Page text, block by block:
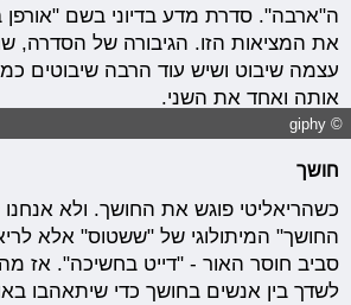
ה"ארבה". סדרת מדע בדיוני בשם "אורפן
את המציאות הזו. הגיבורה של הסדרה,
עצמה שיבוט ושיש עוד הרבה שיבוטים
אותה ואחד את השני.
© giphy
חושך
כשהריאליטי פוגש את החושך. ולא
החושך" המיתולוגי של "ששטוס" אלא
סביב חוסר האור - "דייט בחשיכה". אז
לשדך בין אנשים בחושך כדי שיתאהבו